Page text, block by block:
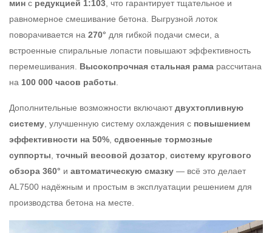
мин с редукцией 1:103 , что гарантирует тщательное и
равномерное смешивание бетона. Выгрузной лоток
поворачивается на 270° для гибкой подачи смеси, а
встроенные спиральные лопасти повышают эффективность
перемешивания. Высокопрочная стальная рама рассчитана
на 100 000 часов работы
Дополнительные возможности включаютдвухтопливную
систему , улучшенную систему охлаждения с повышением
эффективности на 50% сдвоенные тормозные
суппорты точный весовой дозатор систему кругового
обзора 360° и автоматическую смазку — всё это делает
AL7500 надёжным и простым в эксплуатации решением для
производства бетона на месте.